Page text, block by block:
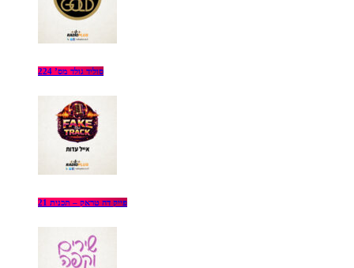
סוליד גולד מס’ 224
פייק דה טראק – תכנית 21